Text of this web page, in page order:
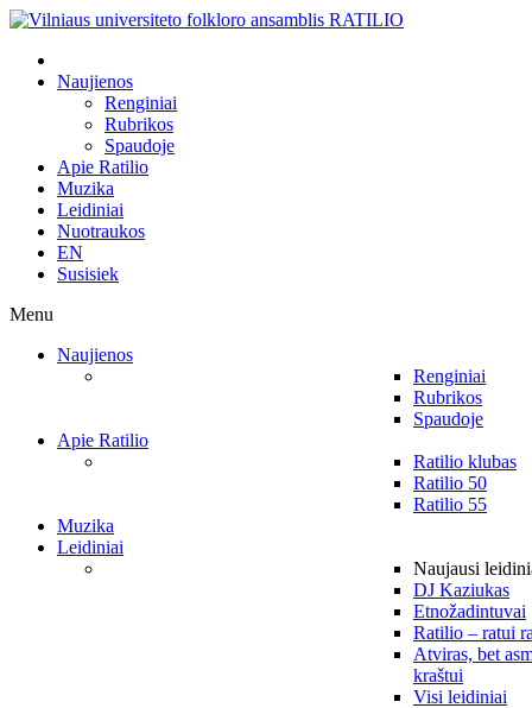
Naujienos
Renginiai
Rubrikos
Spaudoje
Apie Ratilio
Muzika
Leidiniai
Nuotraukos
EN
Susisiek
Menu
Naujienos
Renginiai
Rubrikos
Spaudoje
Apie Ratilio
Ratilio klubas
Ratilio 50
Ratilio 55
Muzika
Leidiniai
Naujausi
DJ Kaziukas
Etnožadintuvai
Ratilio – ratui
Atviras, bet
kraštui
Visi leidiniai